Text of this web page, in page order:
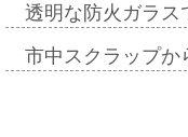
透明な防火ガラ
市中スクラップ